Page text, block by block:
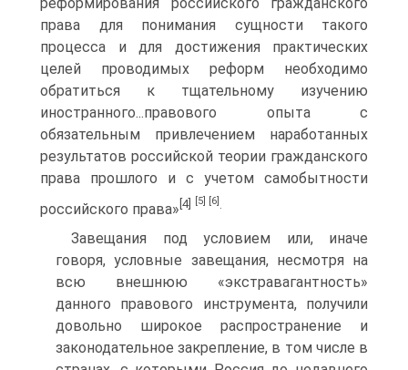
реформирования российского гражданского
права для понимания сущности такого
процесса и для достижения практических
целей проводимых реформ необходимо
обратиться к тщательному изучению
иностранного...правового опыта с
обязательным привлечением наработанных
результатов российской теории гражданского
права прошлого и с учетом самобытности
российского права» [4] [5] [6]
Завещания под условием или, иначе
говоря, условные завещания, несмотря на
всю внешнюю «экстравагантность»
данного правового инструмента, получили
довольно широкое распространение и
законодательное закрепление, в том числе в